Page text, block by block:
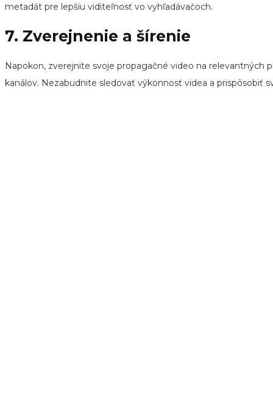
metadát pre lepšiu viditeľnosť vo vyhľadávačoch.
7. Zverejnenie a šírenie
Napokon, zverejnite svoje propagačné video na
kanálov. Nezabudnite sledovať výkonnosť videa a prispôsobiť